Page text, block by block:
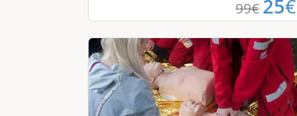
99€ 25€